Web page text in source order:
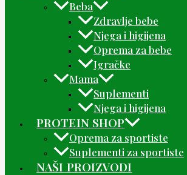
Beba
Zdravlje bebe
Njega i higijena
Oprema za bebe
Igračke
Mama
Suplementi
Njega i higijena
PROTEIN SHOP
Oprema za sportiste
Suplementi za sportiste
NAŠI PROIZVODI